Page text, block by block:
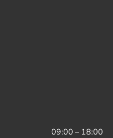
09:00 – 18:00